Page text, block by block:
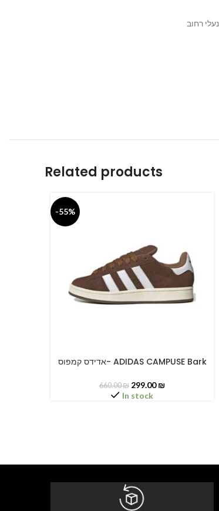
Related products
-55%
SELECT OPTIONSאדידס קמפוס- ADIDAS CAMPUSE Bark
660.00₪ 299.00₪
In stock